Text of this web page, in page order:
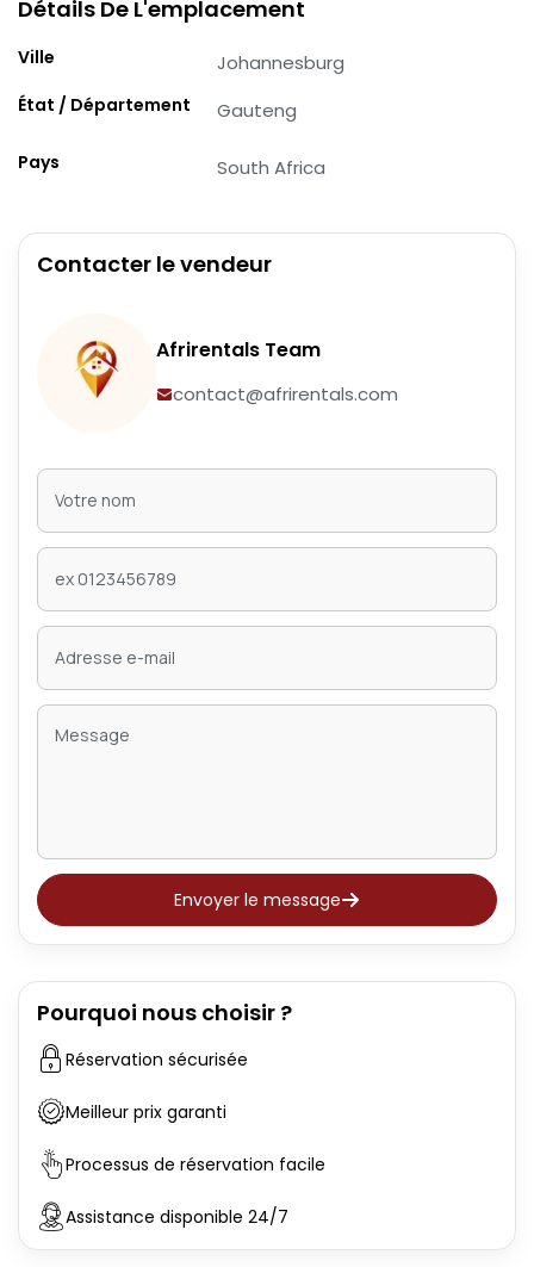
Détails De L'emplacement
Ville Johannesburg
État / Département Gauteng
Pays South Africa
Contacter le vendeur
Afrirentals Team
contact@afrirentals.com
Envoyer le message
Pourquoi nous choisir ?
Réservation sécurisée
Meilleur prix garanti
Processus de réservation facile
Assistance disponible 24/7